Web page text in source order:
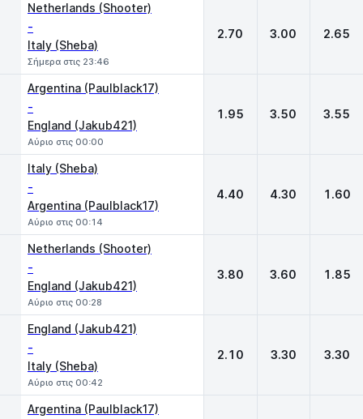
Netherlands (Shooter)
-
Italy (Sheba)
Σήμερα στις 23:46
2.70 3.00 2.65
Argentina (Paulblack17)
-
England (Jakub421)
Αύριο στις 00:00
1.95 3.50 3.55
Italy (Sheba)
-
Argentina (Paulblack17)
Αύριο στις 00:14
4.40 4.30 1.60
Netherlands (Shooter)
-
England (Jakub421)
Αύριο στις 00:28
3.80 3.60 1.85
England (Jakub421)
-
Italy (Sheba)
Αύριο στις 00:42
2.10 3.30 3.30
Argentina (Paulblack17)